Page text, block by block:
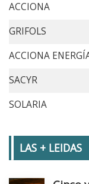
ACCIONA
GRIFOLS
ACCIONA
SACYR
SOLARIA
LAS + LEIDAS